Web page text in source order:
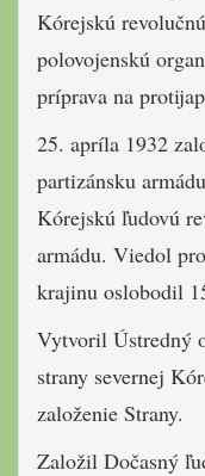
Kórejskú
polovojenskú
príprava na
25. apríla 1932
partizánsku
Kórejskú ľudovú
armádu. Viedol
krajinu oslobodil
Vytvoril Ústredný
strany severnej
založenie Strany.
Založil Dočasný